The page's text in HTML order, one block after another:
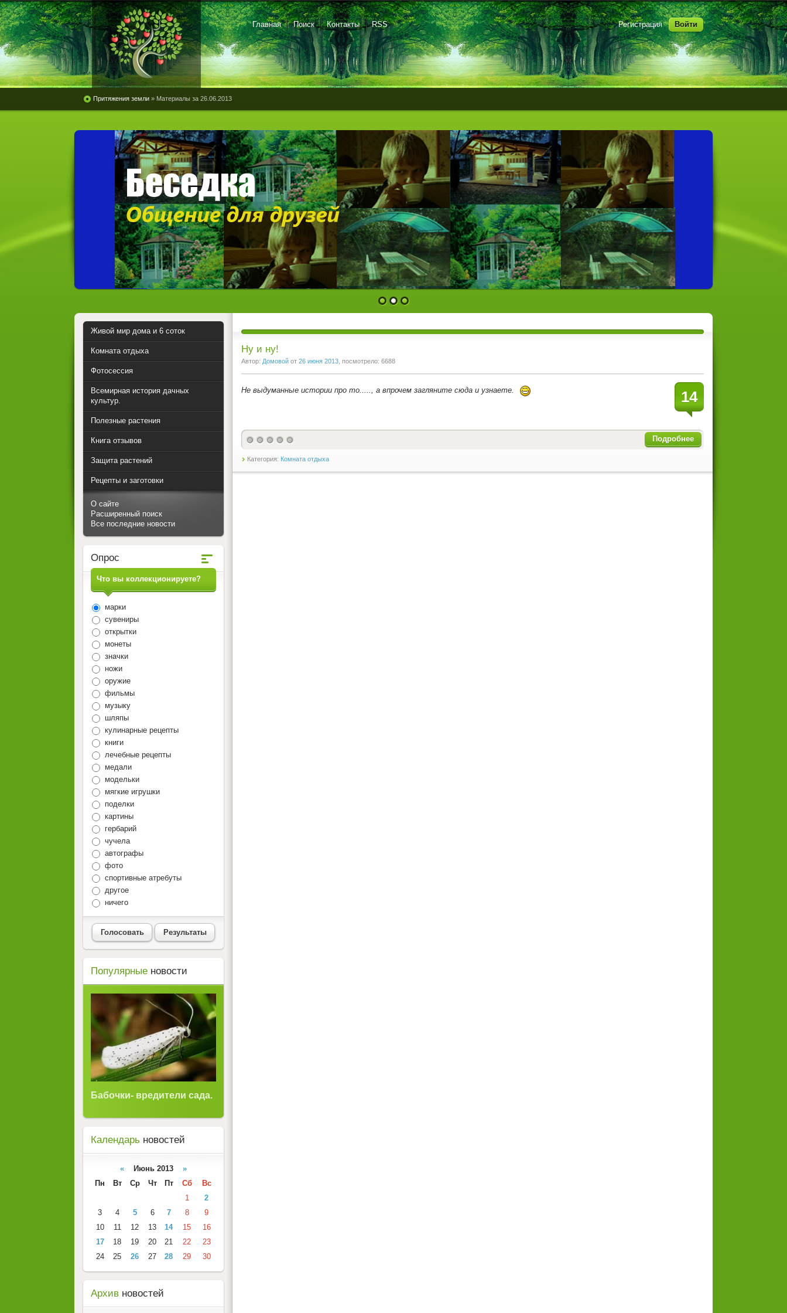
Регистрация Войти
Главная Поиск Контакты RSS
Притяжения земли » Материалы за 26.06.2013
1 2 3
Ну и ну!
Автор: Домовой от 26 июня 2013 , посмотрело: 6688
14
Не выдуманные истории про то....., а впрочем загляните сюда и узнаете.
Подробнее
Категория: Комната отдыха
Живой мир дома и 6 соток
Комната отдыха
Фотосессия
Всемирная история дачных
культур.
Полезные растения
Книга отзывов
Защита растений
Рецепты и заготовки
О сайте
Расширенный поиск
Все последние новости
Опрос
Что вы коллекционируете?
марки
сувениры
открытки
монеты
значки
ножи
оружие
фильмы
музыку
шляпы
кулинарные рецепты
книги
лечебные рецепты
медали
модельки
мягкие игрушки
поделки
картины
гербарий
чучела
автографы
фото
спортивные атребуты
другое
ничего
Голосовать Результаты
Популярные новости
Бабочки- вредители сада.
Календарь новостей
« Июнь 2013 »
Пн
Вт Ср Чт Пт Сб
Вс
1
2
3
4 5 6 7 8
9
10
11 12 13 14 15
16
17
18 19 20 21 22
23
24
25 26 27 28 29 30
Архив новостей